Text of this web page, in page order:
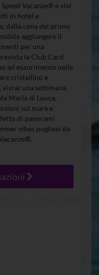
Vacanze® e vivi
in hotel e
dalla cena del primo
aggiungere il
per una
la Club Card
ad esaurimento nelle
cristallino e
vivrai una settimana
Maria di Leuca,
sul mare e
di panorami
vibes pugliesi da